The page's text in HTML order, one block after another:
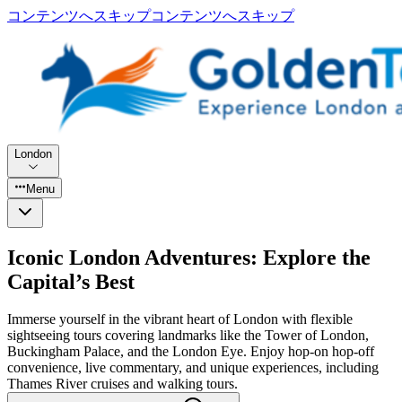
コンテンツへスキップコンテンツへスキップ
London
Menu
Iconic London Adventures: Explore the
Capital’s Best
Immerse yourself in the vibrant heart of London with flexible
sightseeing tours covering landmarks like the Tower of London,
Buckingham Palace, and the London Eye. Enjoy hop-on hop-off
convenience, live commentary, and unique experiences, including
Thames River cruises and walking tours.